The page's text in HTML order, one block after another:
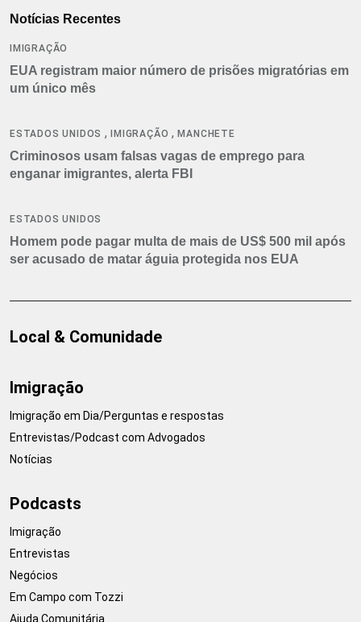
Notícias Recentes
IMIGRAÇÃO
EUA registram maior número de prisões migratórias em
um único mês
ESTADOS UNIDOS ,IMIGRAÇÃO ,MANCHETE
Criminosos usam falsas vagas de emprego para
enganar imigrantes, alerta FBI
ESTADOS UNIDOS
Homem pode pagar multa de mais de US$ 500 mil após
ser acusado de matar águia protegida nos EUA
Local & Comunidade
Imigração
Imigração em Dia/Perguntas e respostas
Entrevistas/Podcast com Advogados
Notícias
Podcasts
Imigração
Entrevistas
Negócios
Em Campo com Tozzi
Ajuda Comunitária